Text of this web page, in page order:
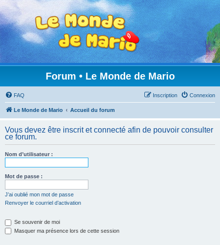
Forum • Le Monde de Mario
FAQ Connexion
Inscription
Le Monde de Mario Accueil du forum
Vous devez être inscrit et connecté afin de pouvoir consulter
ce forum.
Nom d’utilisateur :
Mot de passe :
J’ai oublié mon mot de passe
Renvoyer le courriel d’activation
Se souvenir de moi
Masquer ma présence lors de cette session